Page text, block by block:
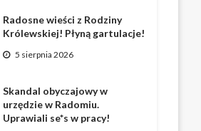
Radosne wieści z Rodziny
Królewskiej! Płyną gartulacje!
5 sierpnia 2026
Skandal obyczajowy w
urzędzie w Radomiu.
Uprawiali se*s w pracy!